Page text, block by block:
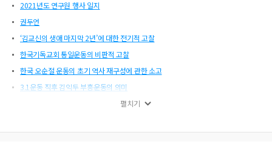
2021년도 연구원 행사 일지
권두언
‘김교신의 생애 마지막 2년’에 대한 전기적 고찰
한국기독교회 통일운동의 비판적 고찰
한국 오순절 운동의 초기 역사 재구성에 관한 소고
3.1운동 직후 김익두 부흥운동의 의미
민족대표 박동완의 사회주의와 자본주의에 대한 기독교적 비판 및 변증
펼치기